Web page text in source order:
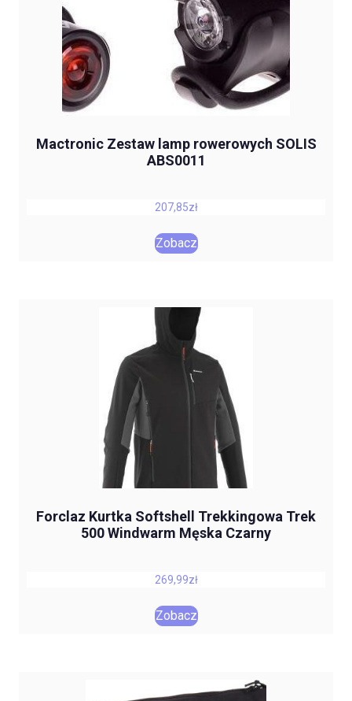
Mactronic Zestaw lamp rowerowych SOLIS
ABS0011
207,85zł
Zobacz
Forclaz Kurtka Softshell Trekkingowa Trek
500 Windwarm Męska Czarny
269,99zł
Zobacz